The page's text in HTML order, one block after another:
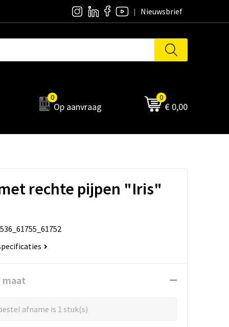
Nieuwsbrief
0
Op aanvraag
0
€ 0,00
rechte pijpen "Iris"
maat
afname is 1 stuk(s)